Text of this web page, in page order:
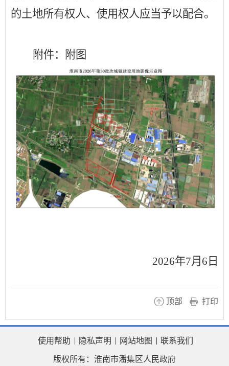
的土地所有权人、使用权人应当予以配合。
附件：附图
2026年7月 6 日
顶部 打印
使用帮助 隐私声明 网站地图 联系我们
版权所有：淮南市潘集区人民政府